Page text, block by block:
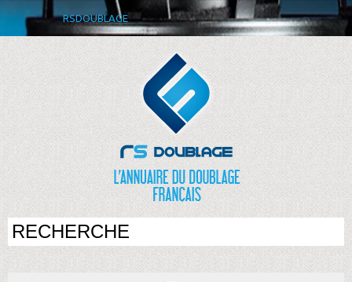
RSDOUBLAGE